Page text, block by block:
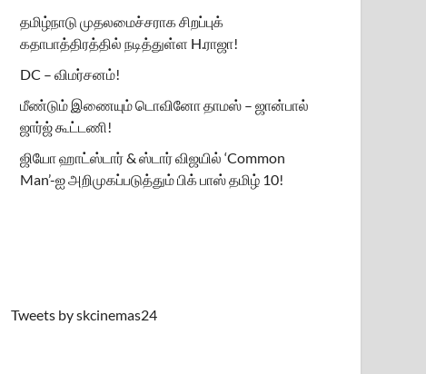
தமிழ்நாடு முதலமைச்சராக சிறப்புக்
கதாபாத்திரத்தில் நடித்துள்ள H.ராஜா!
DC – விமர்சனம்!
மீண்டும் இணையும் டொவினோ தாமஸ் – ஜான்பால்
ஜார்ஜ் கூட்டணி!
ஜியோ ஹாட்ஸ்டார் & ஸ்டார் விஜயில் ‘Common
Man’-ஐ அறிமுகப்படுத்தும் பிக் பாஸ் தமிழ் 10!
Tweets by skcinemas24